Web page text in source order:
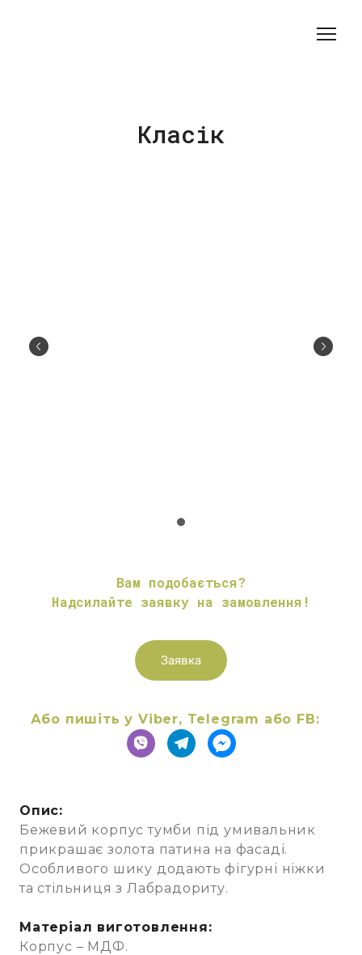
Класік
Вам подобається?
Надсилайте заявку на замовлення!
Заявка
Або пишіть у Viber, Telegram або FB:
Опис:
Бежевий корпус тумби під умивальник
прикрашає золота патина на фасаді.
Особливого шику додають фігурні ніжки
та стільниця з Лабрадориту.
Матеріал виготовлення:
Корпус – МДФ.